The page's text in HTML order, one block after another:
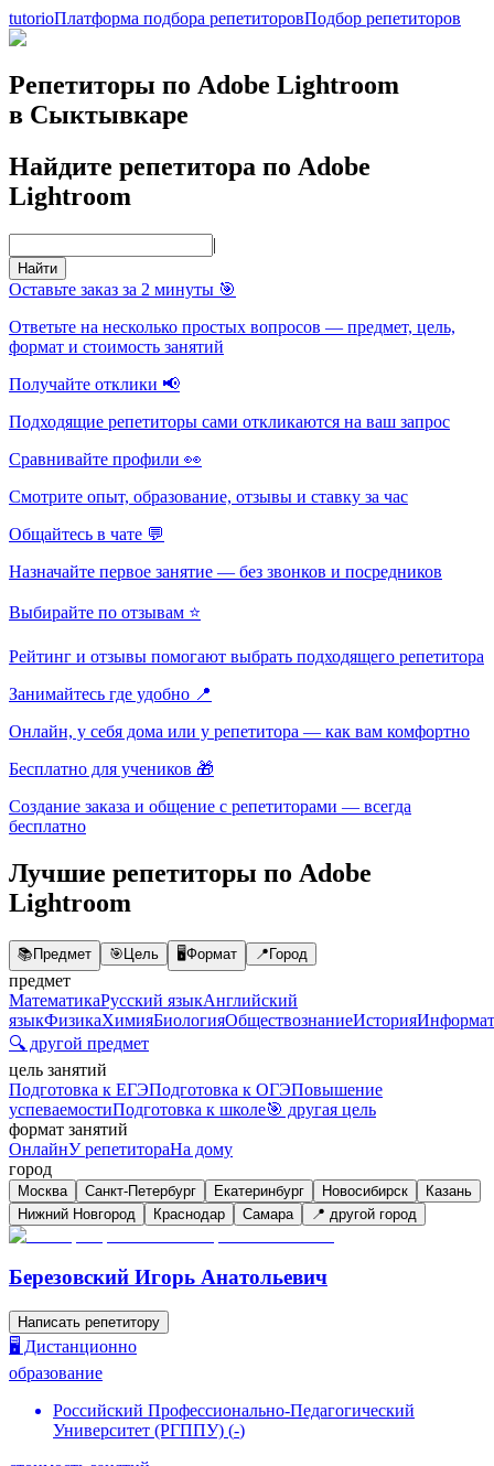
tutorioПлатформа подбора репетиторовПодбор репетиторов
Репетиторы по Adobe Lightroom
в Сыктывкаре
Найдите репетитора по Adobe
Lightroom
|
Найти
Оставьте заказ за 2 минуты 🎯
Ответьте на несколько простых вопросов — предмет, цель,
формат и стоимость занятий
Получайте отклики 📢
Подходящие репетиторы сами откликаются на ваш запрос
Сравнивайте профили 👀
Смотрите опыт, образование, отзывы и ставку за час
Общайтесь в чате 💬
Назначайте первое занятие — без звонков и посредников
Выбирайте по отзывам ⭐
Рейтинг и отзывы помогают выбрать подходящего репетитора
Занимайтесь где удобно 📍
Онлайн, у себя дома или у репетитора — как вам комфортно
Бесплатно для учеников 🎁
Создание заказа и общение с репетиторами — всегда
бесплатно
Лучшие репетиторы по Adobe
Lightroom
📚Предмет 🎯Цель 🖥️Формат 📍Город
предмет
МатематикаРусский языкАнглийский
языкФизикаХимияБиологияОбществознаниеИстория
🔍 другой предмет
цель занятий
Подготовка к ЕГЭПодготовка к ОГЭПовышение
успеваемостиПодготовка к школе🎯 другая цель
формат занятий
ОнлайнУ репетитораНа дому
город
Москва Санкт-Петербург Екатеринбург Новосибирск
Казань
Нижний Новгород
Краснодар Самара 📍 другой город
Березовский Игорь Анатольевич
Написать репетитору
🖥️ Дистанционно
образование
Российский Профессионально-Педагогический
Университет (РГППУ) (-)